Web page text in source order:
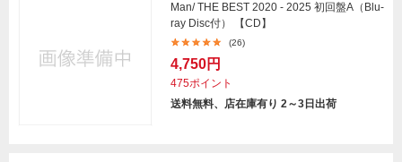
Man/ THE BEST 2020 - 2025 初回盤A（Blu-
ray Disc付） 【CD】
(26)
4,750円
475ポイント
送料無料、店在庫有り 2～3日出荷